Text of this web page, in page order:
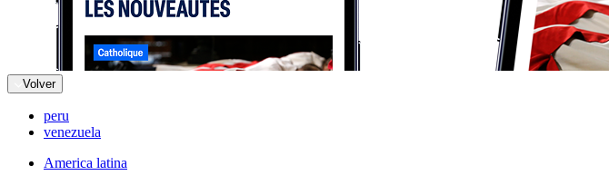
Volver
peru
venezuela
America latina